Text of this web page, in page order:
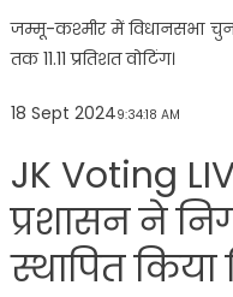
जम्मू-कश्मीर में विधानसभा
तक 11.11 प्रतिशत वोटिंग।
18 Sept 20249:34:18 AM
JK Voting
प्रशासन ने
स्थापित